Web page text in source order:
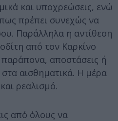
και υποχρεώσεις, ενώ
πρέπει συνεχώς να
Παράλληλα η αντίθεση
από τον Καρκίνο
αποστάσεις ή
αισθηματικά. Η μέρα
ρεαλισμό.
από όλους να